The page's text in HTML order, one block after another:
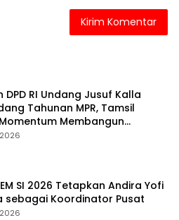
DPD RI Undang Jusuf Kalla
Tahunan MPR, Tamsil
Membangun
Kepemimpinan Bangsa
SI 2026 Tetapkan Andira Yofi
sebagai Koordinator Pusat